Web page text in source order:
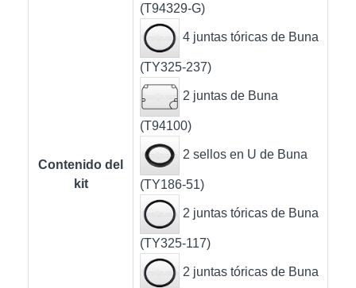
Contenido del
kit
(T94329-G)
4 juntas tóricas de Buna
(TY325-237)
2 juntas de Buna
(T94100)
2 sellos en U de Buna
(TY186-51)
2 juntas tóricas de Buna
(TY325-117)
2 juntas tóricas de Buna